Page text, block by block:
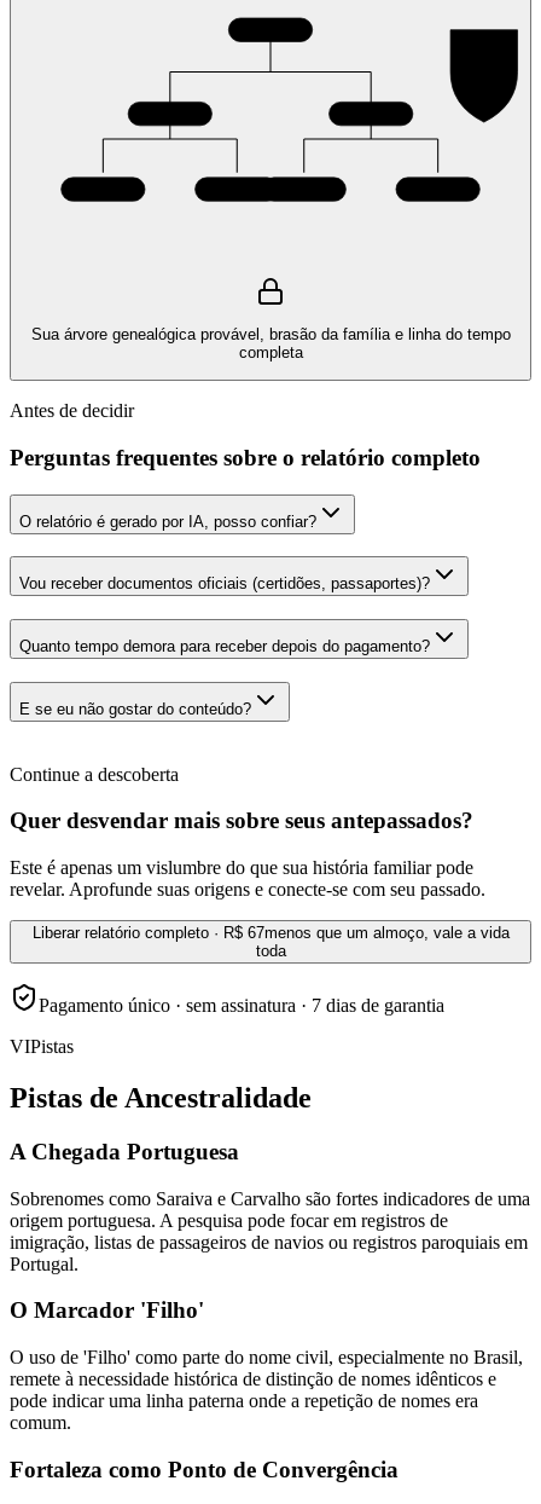
Sua árvore genealógica provável, brasão da família e linha do tempo
completa
Antes de decidir
Perguntas frequentes sobre o relatório completo
O relatório é gerado por IA, posso confiar?
Vou receber documentos oficiais (certidões, passaportes)?
Quanto tempo demora para receber depois do pagamento?
E se eu não gostar do conteúdo?
Continue a descoberta
Quer desvendar mais sobre seus antepassados?
Este é apenas um vislumbre do que sua história familiar pode
revelar. Aprofunde suas origens e conecte-se com seu passado.
Liberar relatório completo · R$ 67menos que um almoço, vale a vida
toda
Pagamento único · sem assinatura · 7 dias de garantia
VIPistas
Pistas de Ancestralidade
A Chegada Portuguesa
Sobrenomes como Saraiva e Carvalho são fortes indicadores de uma
origem portuguesa. A pesquisa pode focar em registros de
imigração, listas de passageiros de navios ou registros paroquiais em
Portugal.
O Marcador 'Filho'
O uso de 'Filho' como parte do nome civil, especialmente no Brasil,
remete à necessidade histórica de distinção de nomes idênticos e
pode indicar uma linha paterna onde a repetição de nomes era
comum.
Fortaleza como Ponto de Convergência